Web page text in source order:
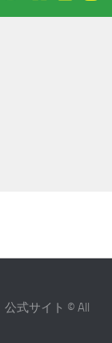
式サイト © All